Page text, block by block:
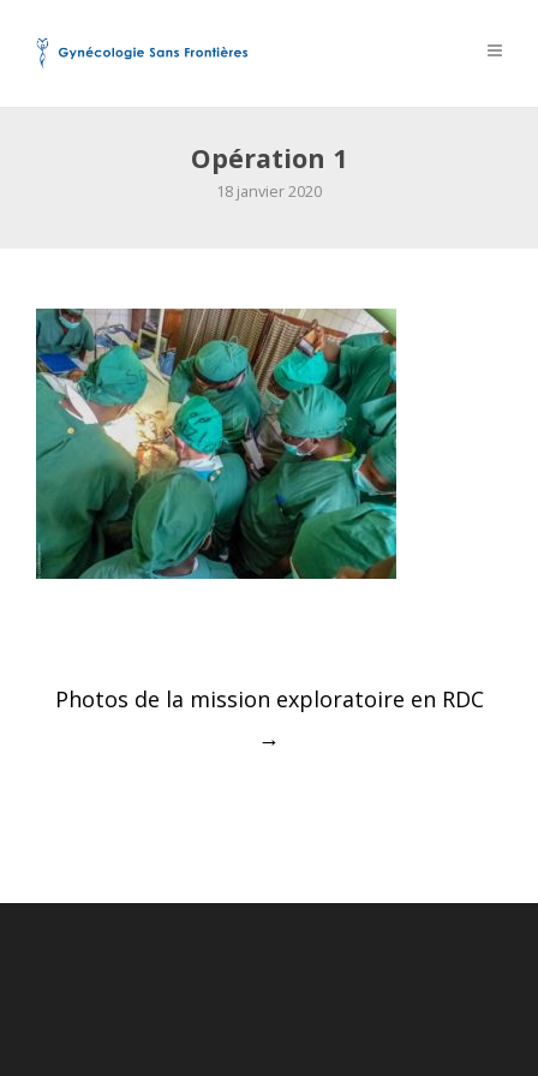
Opération 1
18 janvier 2020
Post
Photos de la mission exploratoire en RDC
→